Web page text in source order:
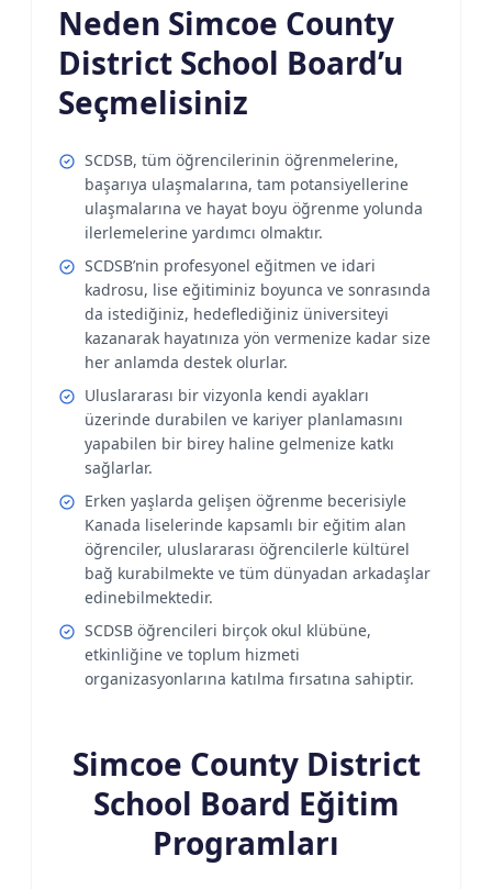
Neden Simcoe County
District School Board’u
Seçmelisiniz
SCDSB, tüm öğrencilerinin öğrenmelerine,
başarıya ulaşmalarına, tam potansiyellerine
ulaşmalarına ve hayat boyu öğrenme yolunda
ilerlemelerine yardımcı olmaktır.
SCDSB’nin profesyonel eğitmen ve idari
kadrosu, lise eğitiminiz boyunca ve sonrasında
da istediğiniz, hedeflediğiniz üniversiteyi
kazanarak hayatınıza yön vermenize kadar size
her anlamda destek olurlar.
Uluslararası bir vizyonla kendi ayakları
üzerinde durabilen ve kariyer planlamasını
yapabilen bir birey haline gelmenize katkı
sağlarlar.
Erken yaşlarda gelişen öğrenme becerisiyle
Kanada liselerinde kapsamlı bir eğitim alan
öğrenciler, uluslararası öğrencilerle kültürel
bağ kurabilmekte ve tüm dünyadan arkadaşlar
edinebilmektedir.
SCDSB öğrencileri birçok okul klübüne,
etkinliğine ve toplum hizmeti
organizasyonlarına katılma fırsatına sahiptir.
Simcoe County District
School Board Eğitim
Programları